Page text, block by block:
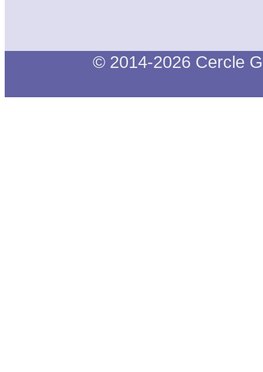
© 2014-2026 Cercle